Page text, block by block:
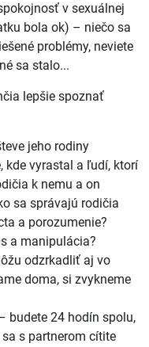
v sexuálnej
bola ok) – niečo sa
problémy, neviete
sa stalo...
lepšie spoznať
jeho rodiny
kde vyrastal a ľudí, ktorí
k nemu a on
sa správajú rodičia
a porozumenie?
a manipulácia?
odzrkadliť aj vo
doma, si zvykneme
budete 24 hodín spolu,
s partnerom cítite